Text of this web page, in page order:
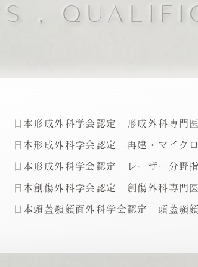
,
日本形成外科学会認定 形成外科専門
日本形成外科学会認定 再建・マイク
日本形成外科学会認定 レーザー分野
日本創傷外科学会認定 創傷外科専門医
日本頭蓋顎顔面外科学会認定 頭蓋顎